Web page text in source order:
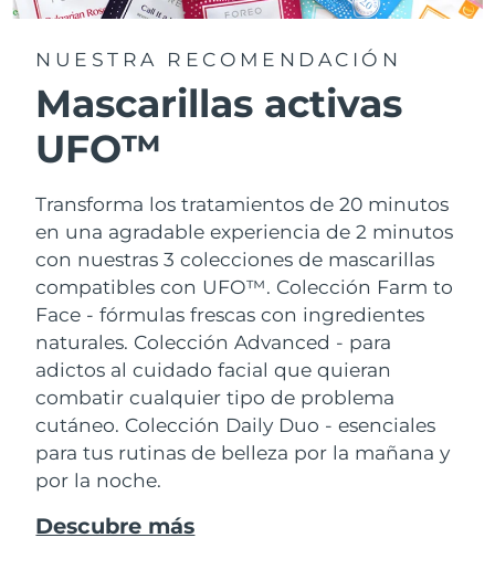
NUESTRA RECOMENDACIÓN
Mascarillas activas
UFO™
Transforma los tratamientos de 20 minutos
en una agradable experiencia de 2 minutos
con nuestras 3 colecciones de mascarillas
compatibles con UFO™. Colección Farm to
Face - fórmulas frescas con ingredientes
naturales. Colección Advanced - para
adictos al cuidado facial que quieran
combatir cualquier tipo de problema
cutáneo. Colección Daily Duo - esenciales
para tus rutinas de belleza por la mañana y
por la noche.
Descubre más